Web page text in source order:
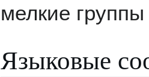
мелкие группы
Языковые